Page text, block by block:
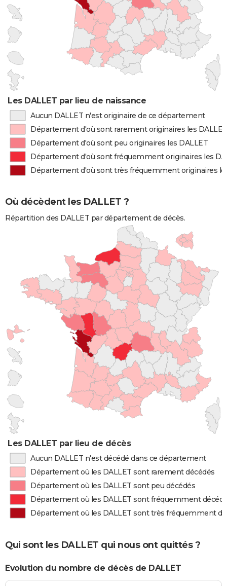
Les DALLET par lieu de naissance
Aucun DALLET n'est originaire de ce département
Département d'où sont rarement originaires les DALLET
Département d'où sont peu originaires les DALLET
Département d'où sont fréquemment originaires les
Département d'où sont très fréquemment originaires
Où décèdent les DALLET ?
Répartition des DALLET par département de décès.
Les DALLET par lieu de décès
Aucun DALLET n'est décédé dans ce département
Département où les DALLET sont rarement décédés
Département où les DALLET sont peu décédés
Département où les DALLET sont fréquemment
Département où les DALLET sont très fréquemment
Qui sont les DALLET qui nous ont quittés ?
Evolution du nombre de décès de DALLET